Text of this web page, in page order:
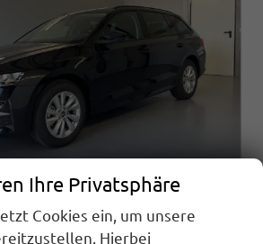
Combi
Ihre Privatsphäre
Cookies ein, um unsere
Hierbei